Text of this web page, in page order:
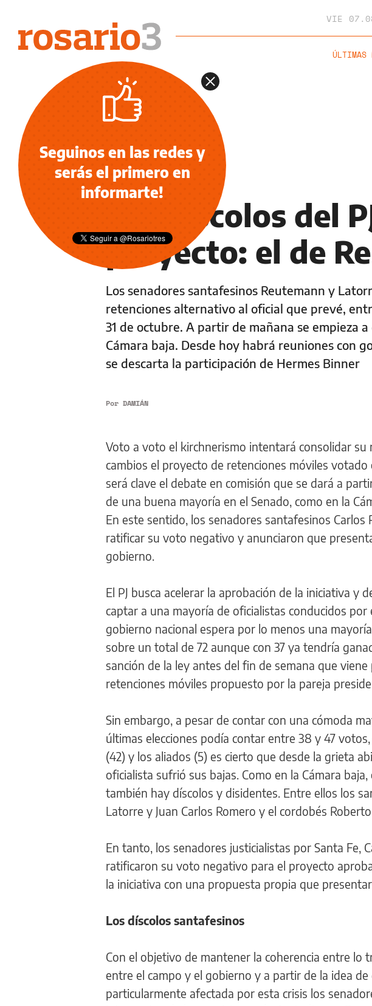
VIE
ÚLTIMAS
NOTICIAS
Los díscolos del
proyecto: el de
Los senadores santafesinos Reutemann y
retenciones alternativo al oficial que prevé,
31 de octubre. A partir de mañana se empieza
Cámara baja. Desde hoy habrá reuniones con
se descarta la participación de Hermes Binner
Por DAMIÁN
Voto a voto el kirchnerismo intentará consolidar su
cambios el proyecto de retenciones móviles
será clave el debate en comisión que se dará a
de una buena mayoría en el Senado, como en la
En este sentido, los senadores santafesinos
ratificar su voto negativo y anunciaron que
gobierno.
El PJ busca acelerar la aprobación de la iniciativa y
captar a una mayoría de oficialistas conducidos
gobierno nacional espera por lo menos una
sobre un total de 72 aunque con 37 ya tendría
sanción de la ley antes del fin de semana que
retenciones móviles propuesto por la pareja
Sin embargo, a pesar de contar con una cómoda
últimas elecciones podía contar entre 38 y 47
(42) y los aliados (5) es cierto que desde la grieta
oficialista sufrió sus bajas. Como en la Cámara
también hay díscolos y disidentes. Entre ellos los
Latorre y Juan Carlos Romero y el cordobés Roberto
En tanto, los senadores justicialistas por Santa Fe,
ratificaron su voto negativo para el proyecto
la iniciativa con una propuesta propia que
Los díscolos santafesinos
Con el objetivo de mantener la coherencia entre lo
entre el campo y el gobierno y a partir de la idea
particularmente afectada por esta crisis los
Seguinos en las redes y
serás el primero en
informarte!